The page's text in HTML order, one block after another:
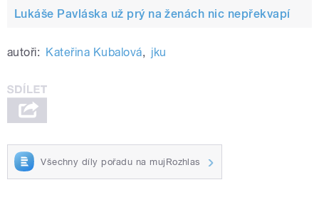
Lukáše Pavláska už prý na ženách nic nepřekvapí
autoři: Kateřina Kubalová, jku
Všechny díly pořadu na mujRozhlas